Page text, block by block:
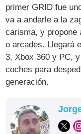
primer GRID fue
va a andarle a la
carisma, y propone
o arcades. Llegará
3, Xbox 360 y PC,
coches para
generación.